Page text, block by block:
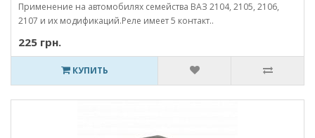
Применение на автомобилях семейства ВАЗ 2104, 2105, 2106,
2107 и их модификаций.Реле имеет 5 контакт..
225 грн.
КУПИТЬ